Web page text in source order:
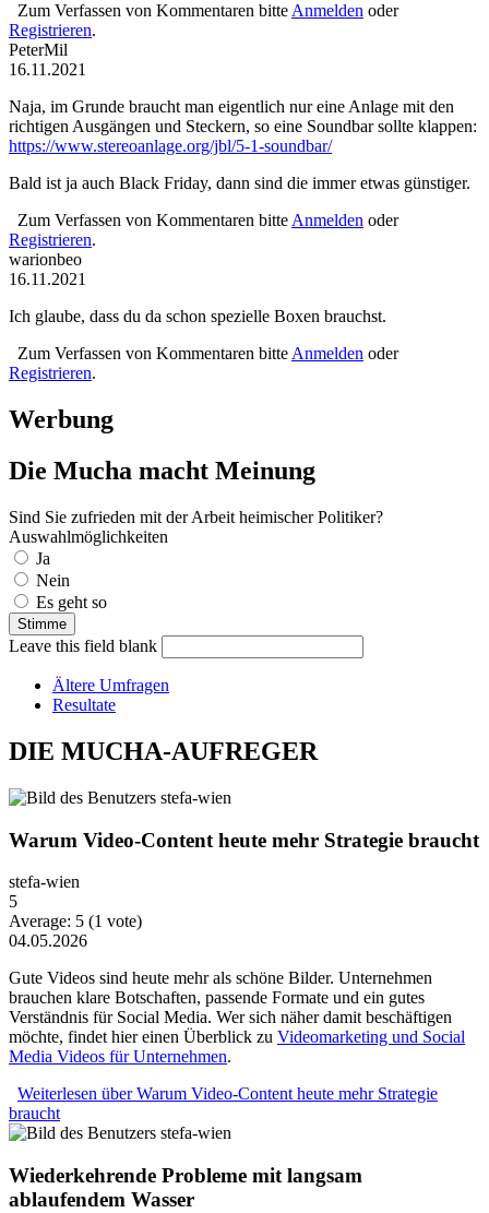
Zum Verfassen von Kommentaren bitte Anmelden oder
Registrieren.
PeterMil
16.11.2021
Naja, im Grunde braucht man eigentlich nur eine Anlage mit den
richtigen Ausgängen und Steckern, so eine Soundbar sollte klappen:
https://www.stereoanlage.org/jbl/5-1-soundbar/
Bald ist ja auch Black Friday, dann sind die immer etwas günstiger.
Zum Verfassen von Kommentaren bitte Anmelden oder
Registrieren.
warionbeo
16.11.2021
Ich glaube, dass du da schon spezielle Boxen brauchst.
Zum Verfassen von Kommentaren bitte Anmelden oder
Registrieren.
Werbung
Die Mucha macht Meinung
Sind Sie zufrieden mit der Arbeit heimischer Politiker?
Auswahlmöglichkeiten
Ja
Nein
Es geht so
Leave this field blank
Ältere Umfragen
Resultate
DIE MUCHA-AUFREGER
Warum Video-Content heute mehr Strategie braucht
stefa-wien
5
Average: 5 (1 vote)
04.05.2026
Gute Videos sind heute mehr als schöne Bilder. Unternehmen
brauchen klare Botschaften, passende Formate und ein gutes
Verständnis für Social Media. Wer sich näher damit beschäftigen
möchte, findet hier einen Überblick zu Videomarketing und Social
Media Videos für Unternehmen.
Weiterlesen über Warum Video-Content heute mehr Strategie
braucht
Wiederkehrende Probleme mit langsam
ablaufendem Wasser